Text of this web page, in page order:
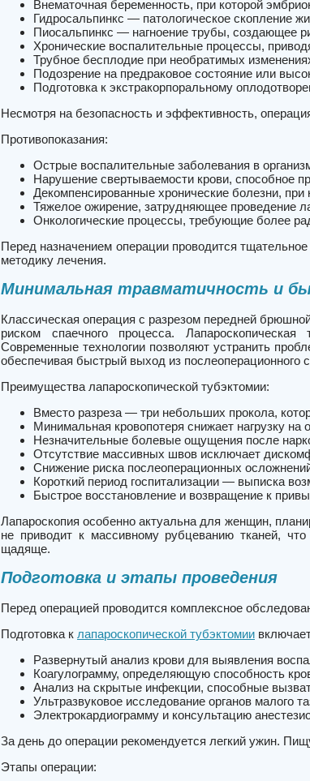
Внематочная беременность, при которой
Гидросальпинкс — патологическое скопление
Пиосальпинкс — нагноение трубы, создающее
Хронические воспалительные процессы,
Трубное бесплодие при необратимых
Подозрение на предраковое состояние или
Подготовка к экстракорпоральному
Несмотря на безопасность и эффективность,
Противопоказания:
Острые воспалительные заболевания в
Нарушение свертываемости крови, способное
Декомпенсированные хронические болезни, при
Тяжелое ожирение, затрудняющее проведение
Онкологические процессы, требующие более
Перед назначением операции проводится
методику лечения.
Минимальная травматичность и
Классическая операция с разрезом передней
риском спаечного процесса.
Современные технологии позволяют устранить
обеспечивая быстрый выход из послеоперационного
Преимущества лапароскопической тубэктомии:
Вместо разреза — три небольших прокола,
Минимальная кровопотеря снижает нагрузку
Незначительные болевые ощущения после
Отсутствие массивных швов исключает
Снижение риска послеоперационных
Короткий период госпитализации — выписка
Быстрое восстановление и возвращение к
Лапароскопия особенно актуальна для женщин,
не приводит к массивному рубцеванию тканей,
щадяще.
Подготовка и этапы проведения
Перед операцией проводится комплексное
Подготовка к лапароскопической тубэктомии
Развернутый анализ крови для выявления
Коагулограмму, определяющую способность
Анализ на скрытые инфекции, способные
Ультразвуковое исследование органов малого
Электрокардиограмму и консультацию
За день до операции рекомендуется легкий ужин.
Этапы операции: